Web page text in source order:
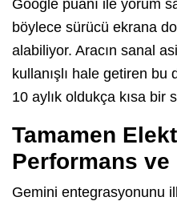
Google puanı ile yorum
böylece sürücü ekrana
alabiliyor. Aracın sanal
kullanışlı hale getiren
10 aylık oldukça kısa bir
Tamamen
Performans ve
Gemini entegrasyonunu